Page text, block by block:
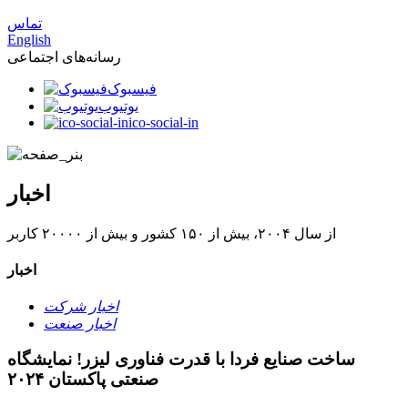
تماس
English
رسانه‌های اجتماعی
فیسبوک
یوتیوب
ico-social-in
اخبار
از سال ۲۰۰۴، بیش از ۱۵۰ کشور و بیش از ۲۰۰۰۰ کاربر
اخبار
اخبار شرکت
اخبار صنعت
ساخت صنایع فردا با قدرت فناوری لیزر! نمایشگاه
صنعتی پاکستان ۲۰۲۴